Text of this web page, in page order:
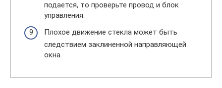
подается, то проверьте провод и блок
управления.
Плохое движение стекла может быть
следствием заклиненной направляющей
окна.